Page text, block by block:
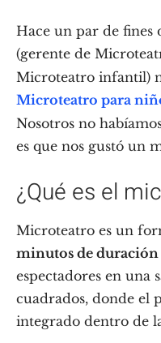
Hace un par de fines
(gerente de
Microteatro infantil)
Microteatro para
Nosotros no
es que nos gustó un
¿Qué es el
Microteatro es un
minutos de duración
espectadores en una
cuadrados, donde el
integrado dentro de